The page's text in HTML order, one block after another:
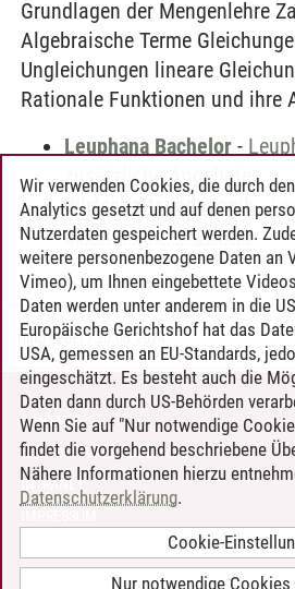
Grundlagen der Mengenlehre
Algebraische Terme
Ungleichungen lineare
Rationale Funktionen und ihre
Leuphana Bachelor -
zusätzliche Angebote
Wirtschaftspädagogik -
zusätzliche Angebote
Timo Leder/30.06.2024
KONTAKT
LEUPHANA ALS ARBEITGEBER
INTRANET
BARRIEREFREIHEIT
Wir verwenden Cookies, die durch
Analytics gesetzt und auf denen
Nutzerdaten gespeichert werden.
weitere personenbezogene Daten an
Vimeo), um Ihnen eingebettete
Daten werden unter anderem in die
Europäische Gerichtshof hat das
USA, gemessen an EU-Standards,
eingeschätzt. Es besteht auch die
Daten dann durch US-Behörden
Wenn Sie auf "Nur notwendige
findet die vorgehend beschriebene
Nähere Informationen hierzu
Datenschutzerklärung.
Cookie-
Nur notwendige Cookies